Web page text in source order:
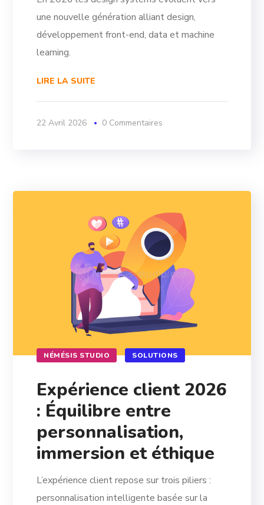
une nouvelle génération alliant design,
développement front-end, data et machine
learning.
LIRE LA SUITE
22 Avril 2026 0 Commentaires
NÉMÉSIS STUDIO SOLUTIONS
Expérience client 2026
: Équilibre entre
personnalisation,
immersion et éthique
L’expérience client repose sur trois piliers :
personnalisation intelligente basée sur la